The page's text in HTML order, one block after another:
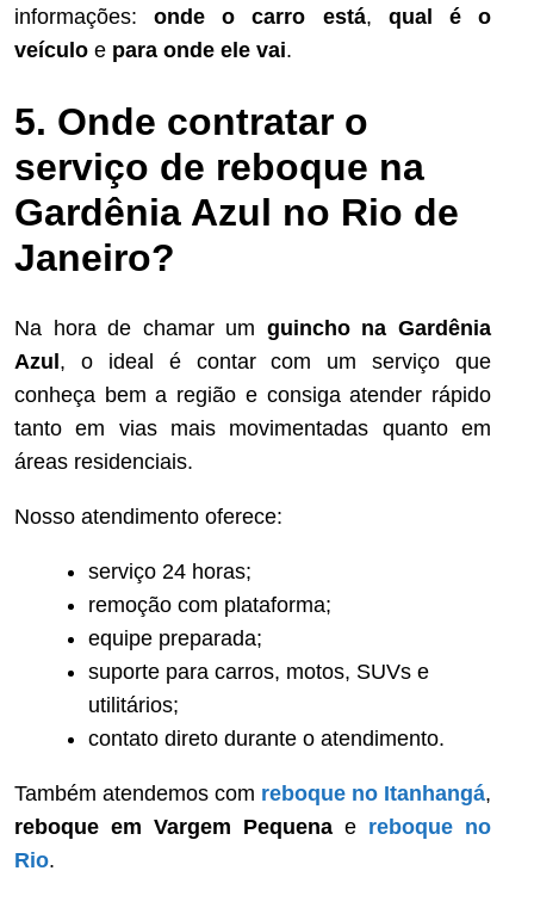
informações:onde o carro está, qual é o
veículo e para onde ele vai.
5. Onde contratar o
serviço de reboque na
Gardênia Azul no Rio de
Janeiro?
Na hora de chamar um guincho na Gardênia
Azul , o ideal é contar com um serviço que
conheça bem a região e consiga atender rápido
tanto em vias mais movimentadas quanto em
áreas residenciais.
Nosso atendimento oferece:
serviço 24 horas;
remoção com plataforma;
equipe preparada;
suporte para carros, motos, SUVs e
utilitários;
contato direto durante o atendimento.
Também atendemos com reboque no Itanhangá,
reboque em Vargem Pequena e reboque no
Rio.